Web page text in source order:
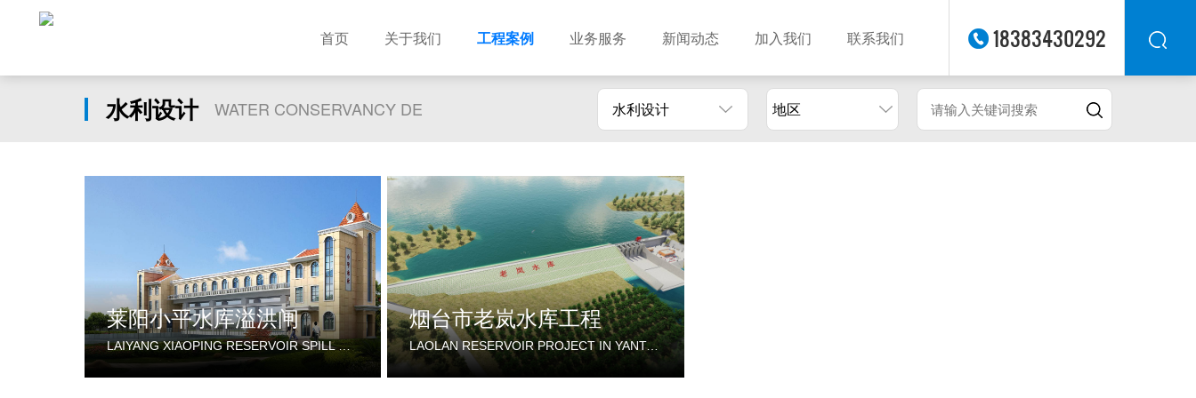
首页 关于我们 工程案例
市政设计
水利设计
风景园林
土地规划
城乡规划
工程测绘
工程咨询
工程造价
华东
业务服务 新闻动态 加入我们 联系我们 18383430292
水利设计 WATER CONSERVANCY DE 水利设计 地区
莱阳小平水库溢洪闸
LAIYANG XIAOPING RESERVOIR SPILL GATE
烟台市老岚水库工程
LAOLAN RESERVOIR PROJECT IN YANTAI CITY